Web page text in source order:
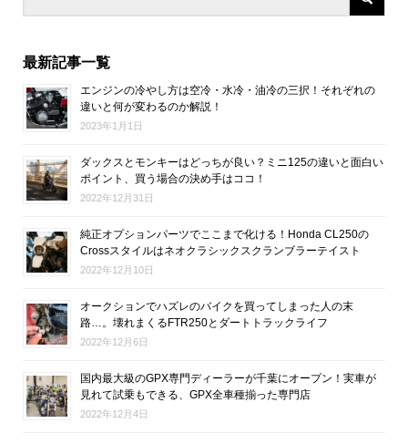
最新記事一覧
エンジンの冷やし方は空冷・水冷・油冷の三択！それぞれの
違いと何が変わるのか解説！
2023年1月1日
ダックスとモンキーはどっちが良い？ミニ125の違いと面白い
ポイント、買う場合の決め手はココ！
2022年12月31日
純正オプションパーツでここまで化ける！Honda CL250の
Crossスタイルはネオクラシックスクランブラーテイスト
2022年12月10日
オークションでハズレのバイクを買ってしまった人の末
路…。壊れまくるFTR250とダートトラックライフ
2022年12月6日
国内最大級のGPX専門ディーラーが千葉にオープン！実車が
見れて試乗もできる、GPX全車種揃った専門店
2022年12月4日